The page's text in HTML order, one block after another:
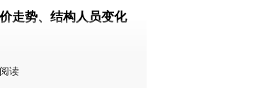
走势、结构人员变化
读